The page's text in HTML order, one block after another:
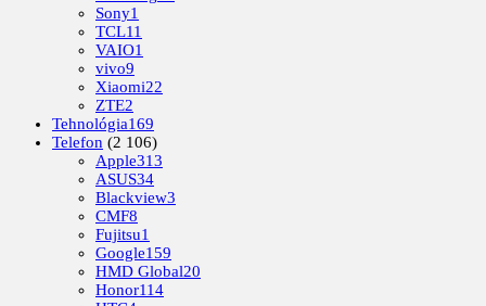
Sony1
TCL11
VAIO1
vivo9
Xiaomi22
ZTE2
Tehnológia169
Telefon (2 106)
Apple313
ASUS34
Blackview3
CMF8
Fujitsu1
Google159
HMD Global20
Honor114